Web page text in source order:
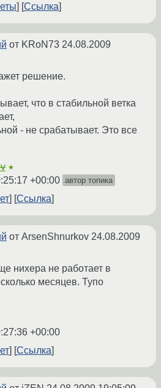
Ссылка
от KRoN73 24.08.2009
решение.
что в стабильной ветка
- не срабатывает. Это все
★
+00:00 автор топика
Ссылка
от ArsenShnurkov 24.08.2009
нихера не работает в
месяцев. Тупо
+00:00
Ссылка